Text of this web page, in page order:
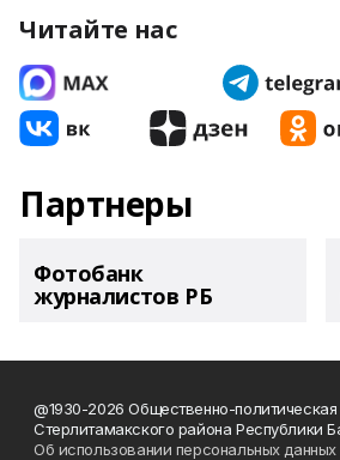
Читайте нас
Партнеры
Фотобанк
журналистов РБ
@1930-2026 Общественно-политическая
Стерлитамакского района Республики
Об использовании персональных данных